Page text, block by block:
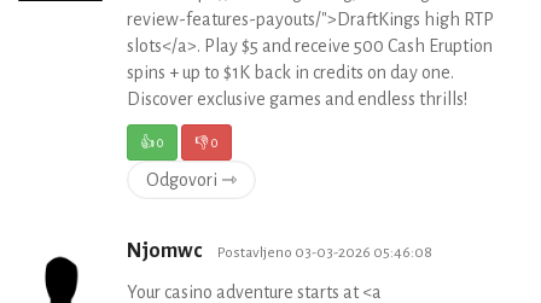
review-features-payouts/">DraftKings high RTP
slots</a>. Play $5 and receive 500 Cash Eruption
spins + up to $1K back in credits on day one.
Discover exclusive games and endless thrills!
👍0 👎0
Odgovori ⇾
Njomwc Postavljeno 03-03-2026 05:46:08
Your casino adventure starts at <a